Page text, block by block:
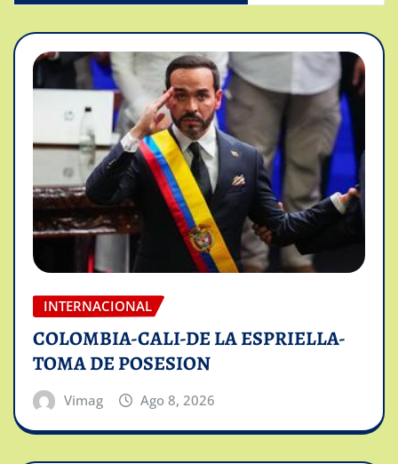
INTERNACIONAL
COLOMBIA-CALI-DE LA ESPRIELLA-
TOMA DE POSESION
Vimag Ago 8, 2026